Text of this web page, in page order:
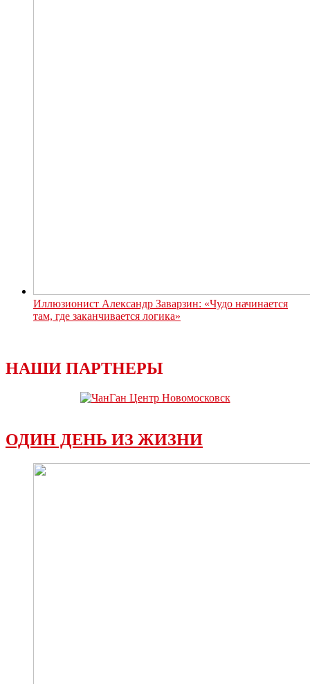
Иллюзионист Александр Заварзин: «Чудо начинается
там, где заканчивается логика»
НАШИ ПАРТНЕРЫ
ОДИН ДЕНЬ ИЗ ЖИЗНИ